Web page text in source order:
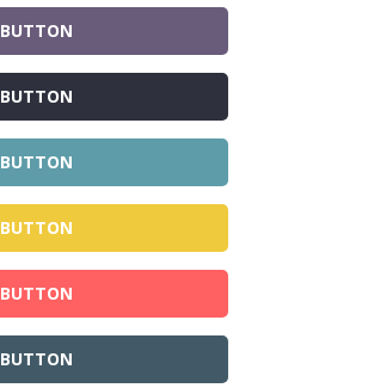
BUTTON
BUTTON
BUTTON
BUTTON
BUTTON
BUTTON